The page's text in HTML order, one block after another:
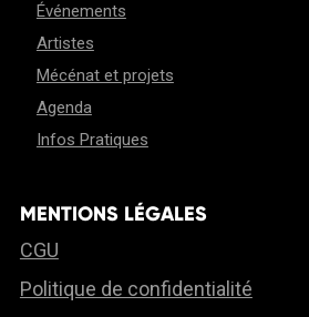
Événements
Artistes
Mécénat et projets
Agenda
Infos Pratiques
MENTIONS LÉGALES
CGU
Politique de confidentialité